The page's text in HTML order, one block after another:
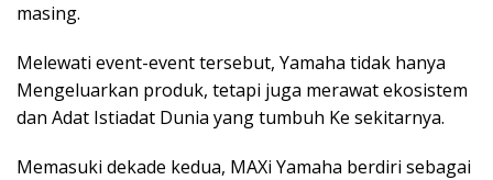
masing.
Melewati event-event tersebut, Yamaha tidak hanya
Mengeluarkan produk, tetapi juga merawat ekosistem
dan Adat Istiadat Dunia yang tumbuh Ke sekitarnya.
Memasuki dekade kedua, MAXi Yamaha berdiri sebagai